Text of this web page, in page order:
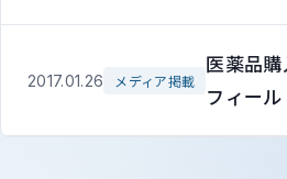
2017.01.26 メディア掲載
医薬品
フィール